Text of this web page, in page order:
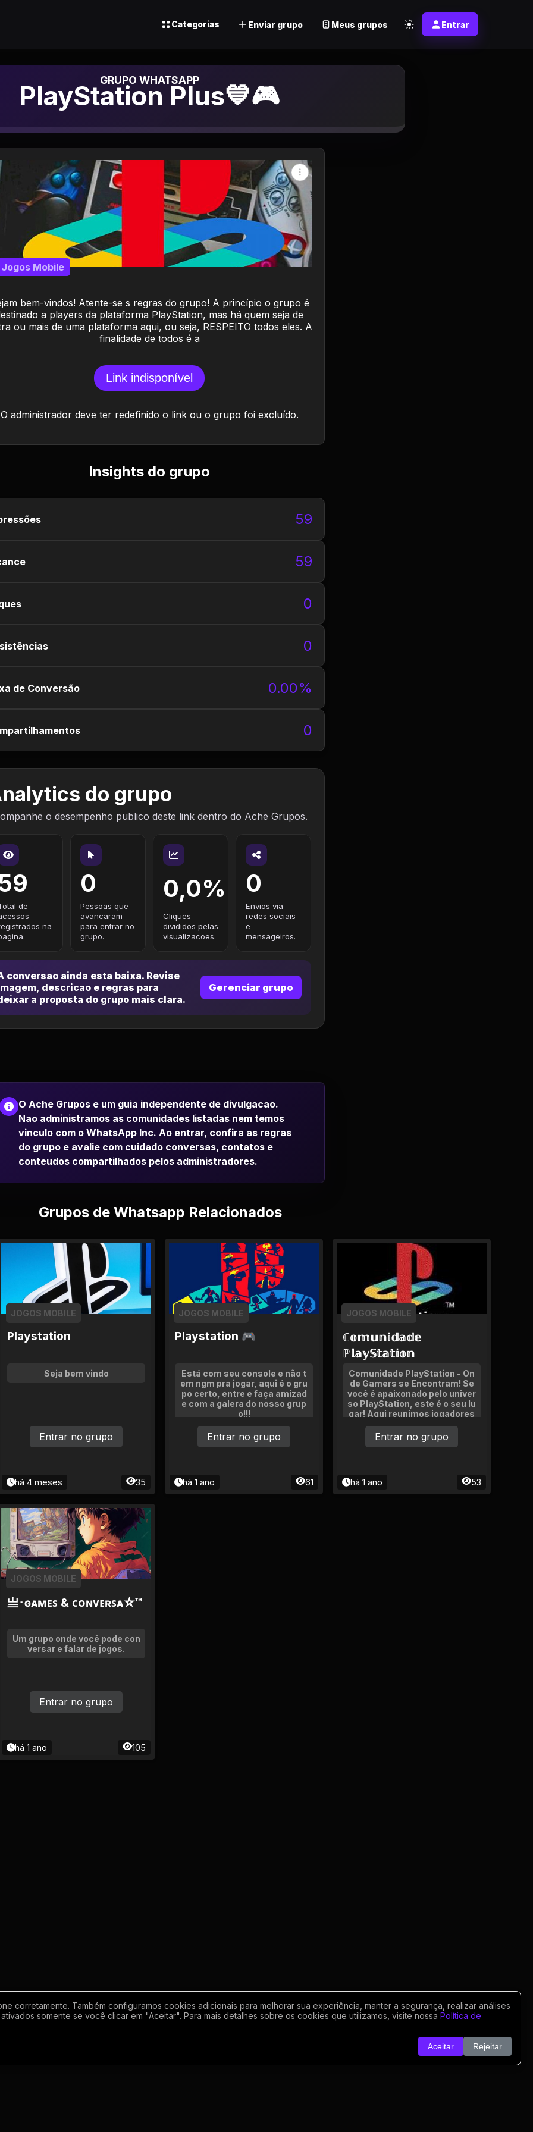
Categorias Enviar grupo Meus grupos Entrar
Grupo de Whatsapp
PlayStation Plus💙🎮
bem-vindos! Atente-se s regras do grupo! A princípio o grupo é
a players da plataforma PlayStation, mas há quem seja de
ou mais de uma plataforma aqui, ou seja, RESPEITO todos eles. A
finalidade de todos é a
Jogos Mobile
Link indisponível
O administrador deve ter redefinido o link ou o grupo foi excluído.
Insights do grupo
59
59
0
0
de Conversão 0.00%
0
do grupo
o desempenho publico deste link dentro do Ache Grupos.
de
na
0
Pessoas que
avancaram
para entrar no
grupo.
0,0%
Cliques
divididos pelas
visualizacoes.
0
Envios via
redes sociais
e
mensageiros.
conversao ainda esta baixa. Revise
descricao e regras para
a proposta do grupo mais clara.
Gerenciar grupo
O Ache Grupos e um guia independente de divulgacao.
Nao administramos as comunidades listadas nem temos
vinculo com o WhatsApp Inc. Ao entrar, confira as regras
do grupo e avalie com cuidado conversas, contatos e
conteudos compartilhados pelos administradores.
Grupos de Whatsapp Relacionados
Playstation
JOGOS MOBILE
Seja bem vindo
há 4 meses 35
Entrar no grupo
Playstation 🎮
JOGOS MOBILE
Está com seu console e não t
em ngm pra jogar, aqui é o gru
po certo, entre e faça amizad
e com a galera do nosso grup
o!!!
há 1 ano 61
Entrar no grupo
ℂ𝕠𝕞𝕦𝕟𝕚𝕕𝕒𝕕𝕖
ℙ𝕝𝕒𝕪𝕊𝕥𝕒𝕥𝕚𝕠𝕟
JOGOS MOBILE
Comunidade PlayStation - On
de Gamers se Encontram! Se
você é apaixonado pelo univer
so PlayStation, este é o seu lu
gar! Aqui reunimos jogadores
de todas as gerações do PS1
ao PS5 para compartilhar exp
eriências, trocar dicas, debat
há 1 ano 53
Entrar no grupo
亗･ɢᴀᴍᴇꜱ & ᴄᴏɴᴠᴇʀꜱᴀ☆™
JOGOS MOBILE
Um grupo onde você pode con
versar e falar de jogos.
há 1 ano 105
Entrar no grupo
corretamente. Também configuramos cookies adicionais para melhorar sua experiência, manter a segurança, realizar análises
somente se você clicar em "Aceitar". Para mais detalhes sobre os cookies que utilizamos, visite nossa Política de
Aceitar Rejeitar